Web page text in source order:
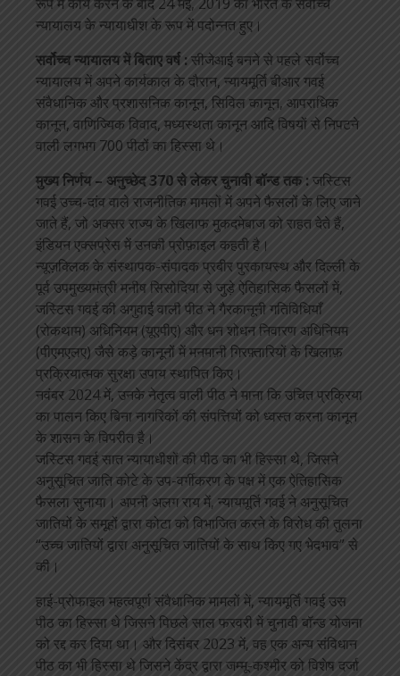
न्यायालय के न्यायाधीश के रूप में पदोन्नत हुए।
सर्वोच्च न्यायालय में बिताए वर्ष :सीजेआई बनने से पहले सर्वोच्च
न्यायालय में अपने कार्यकाल के दौरान, न्यायमूर्ति बीआर गवई
संवैधानिक और प्रशासनिक कानून, सिविल कानून, आपराधिक
कानून, वाणिज्यिक विवाद, मध्यस्थता कानून आदि विषयों से निपटने
वाली लगभग 700 पीठों का हिस्सा थे।
मुख्य निर्णय – अनुच्छेद 370 से लेकर चुनावी बॉन्ड तक : जस्टिस
गवई उच्च-दांव वाले राजनीतिक मामलों में अपने फैसलों के लिए जाने
जाते हैं, जो अक्सर राज्य के खिलाफ मुकदमेबाज को राहत देते हैं,
इंडियन एक्सप्रेस में उनकी प्रोफ़ाइल कहती है।
न्यूज़क्लिक के संस्थापक-संपादक प्रबीर पुरकायस्थ और दिल्ली के
पूर्व उपमुख्यमंत्री मनीष सिसोदिया से जुड़े ऐतिहासिक फैसलों में,
जस्टिस गवई की अगुवाई वाली पीठ ने गैरकानूनी गतिविधियाँ
(रोकथाम) अधिनियम (यूएपीए) और धन शोधन निवारण अधिनियम
(पीएमएलए) जैसे कड़े कानूनों में मनमानी गिरफ़्तारियों के खिलाफ़
प्रक्रियात्मक सुरक्षा उपाय स्थापित किए।
नवंबर 2024 में, उनके नेतृत्व वाली पीठ ने माना कि उचित प्रक्रिया
का पालन किए बिना नागरिकों की संपत्तियों को ध्वस्त करना कानून
के शासन के विपरीत है।
जस्टिस गवई सात न्यायाधीशों की पीठ का भी हिस्सा थे, जिसने
अनुसूचित जाति कोटे के उप-वर्गीकरण के पक्ष में एक ऐतिहासिक
फैसला सुनाया। अपनी अलग राय में, न्यायमूर्ति गवई ने अनुसूचित
जातियों के समूहों द्वारा कोटा को विभाजित करने के विरोध की तुलना
“उच्च जातियों द्वारा अनुसूचित जातियों के साथ किए गए भेदभाव” से
की।
हाई-प्रोफाइल महत्वपूर्ण संवैधानिक मामलों में, न्यायमूर्ति गवई उस
पीठ का हिस्सा थे जिसने पिछले साल फरवरी में चुनावी बॉन्ड योजना
को रद्द कर दिया था। और दिसंबर 2023 में, वह एक अन्य संविधान
पीठ का भी हिस्सा थे जिसने केंद्र द्वारा जम्मू-कश्मीर को विशेष दर्जा